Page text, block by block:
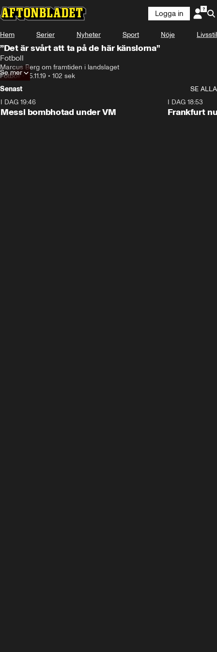
Logga in
Hem Serier Nyheter Sport Nöje Livsstil
”Det är svårt att ta på de här känslorna”
Fotboll
Marcus Berg om framtiden i landslaget
Fotboll•15.11.19 • 102 sek
Se mer
Senast
SE ALLA
I DAG 19:46
Messi bombhotad under VM
I DAG 18:53
Frankfurt